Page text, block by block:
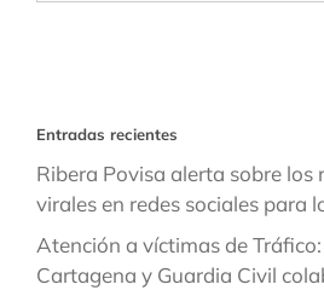
Entradas recientes
Ribera Povisa alerta sobre los
virales en redes sociales para
Atención a víctimas de
Cartagena y Guardia Civil